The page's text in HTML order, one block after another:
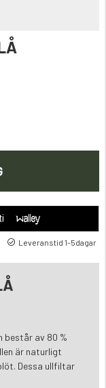
Leveranstid 1-5dagar
består av 80 %
är naturligt
Dessa ullfiltar